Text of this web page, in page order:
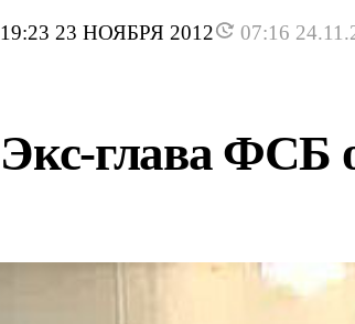
19:23 23 НОЯБРЯ 2012 07:16
Экс-глава ФСБ